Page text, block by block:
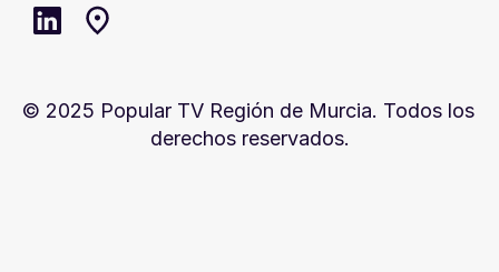
© 2025 Popular TV Región de Murcia. Todos los
derechos reservados.